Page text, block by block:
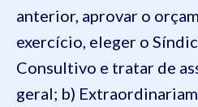
anterior, aprovar o
exercício, eleger o
Consultivo e tratar de
geral; b)